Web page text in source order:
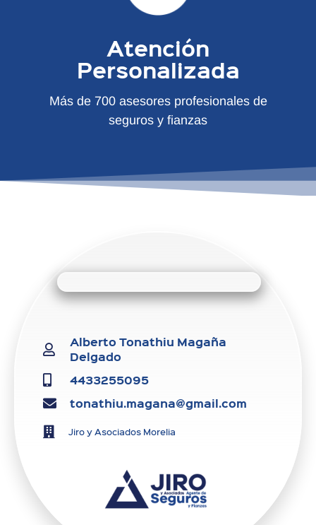
Atención
Personalizada
Más de 700 asesores profesionales de
seguros y fianzas
Alberto Tonathiu Magaña
Delgado
4433255095
tonathiu.magana@gmail.com
Jiro y Asociados Morelia